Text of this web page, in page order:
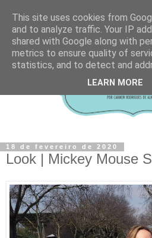
18 de fevereiro de 2020
Look | Mickey Mouse
This site uses cookies from
and to analyze traffic. Your IP
shared with Google along with
metrics to ensure quality of
statistics, and to detect and
LEARN MORE